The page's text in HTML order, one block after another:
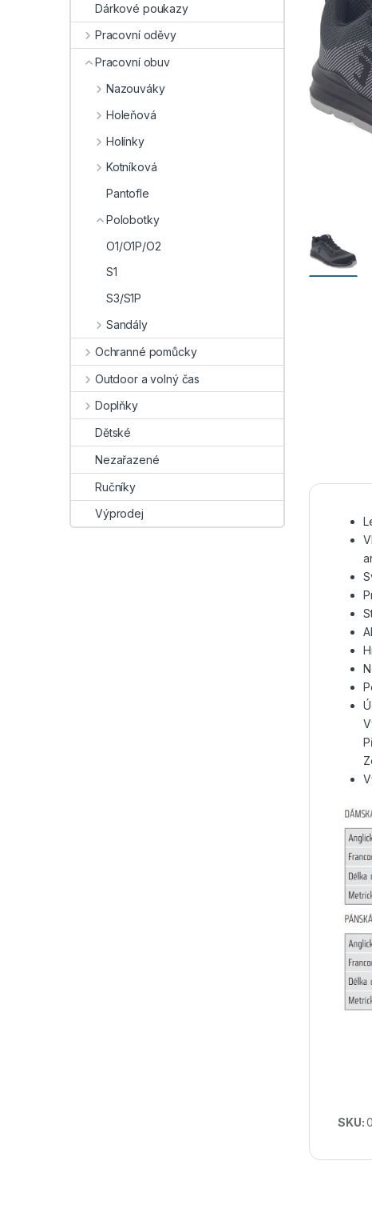
SKU:
Dárkové poukazy
Pracovní oděvy
Pracovní obuv
Nazouváky
Holeňová
Holínky
Kotníková
Pantofle
Polobotky
O1/O1P/O2
S1
S3/S1P
Sandály
Ochranné pomůcky
Outdoor a volný čas
Doplňky
Dětské
Nezařazené
Ručníky
Výprodej